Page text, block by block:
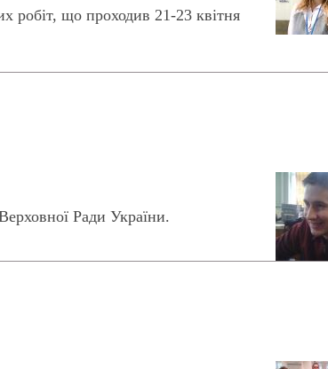
робіт, що проходив 21-23 квітня
Ради України.